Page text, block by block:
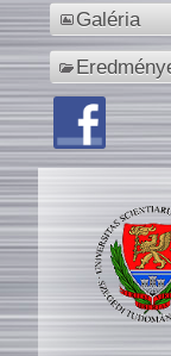
Galéria